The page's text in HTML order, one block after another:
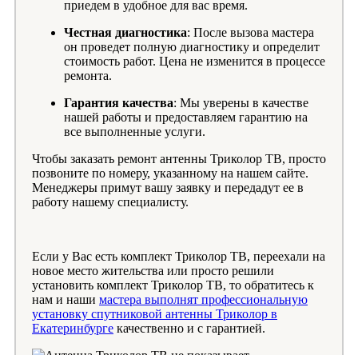
приедем в удобное для вас время.
Честная диагностика: После вызова мастера
он проведет полную диагностику и определит
стоимость работ. Цена не изменится в процессе
ремонта.
Гарантия качества: Мы уверены в качестве
нашей работы и предоставляем гарантию на
все выполненные услуги.
Чтобы заказать ремонт антенны Триколор ТВ, просто
позвоните по номеру, указанному на нашем сайте.
Менеджеры примут вашу заявку и передадут ее в
работу нашему специалисту.
Если у Вас есть комплект Триколор ТВ, переехали на
новое место жительства или просто решили
установить комплект Триколор ТВ, то обратитесь к
нам и наши мастера выполнят профессиональную
установку спутниковой антенны Триколор в
Екатеринбурге качественно и с гарантией.